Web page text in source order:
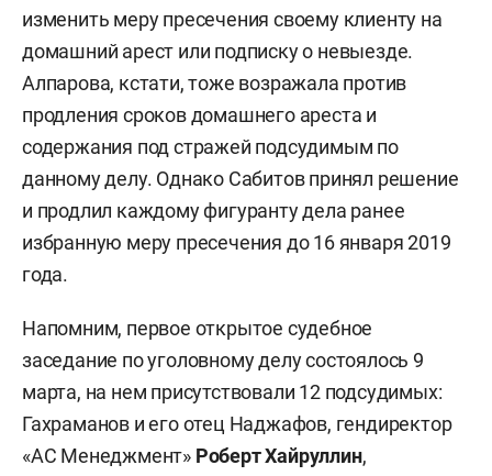
изменить меру пресечения своему клиенту на
домашний арест или подписку о невыезде.
Алпарова, кстати, тоже возражала против
продления сроков домашнего ареста и
содержания под стражей подсудимым по
данному делу. Однако Сабитов принял решение
и продлил каждому фигуранту дела ранее
избранную меру пресечения до 16 января 2019
года.
Напомним, первое открытое судебное
заседание по уголовному делу состоялось 9
марта, на нем присутствовали 12 подсудимых:
Гахраманов и его отец Наджафов, гендиректор
«АС Менеджмент» Роберт Хайруллин,